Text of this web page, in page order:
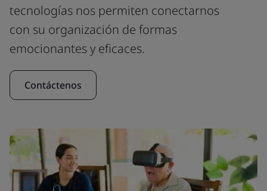
tecnologías nos permiten conectarnos
con su organización de formas
emocionantes y eficaces.
Contáctenos